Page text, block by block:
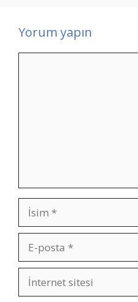
Yorum yapın
İsim
posta
İnternet
sitesi